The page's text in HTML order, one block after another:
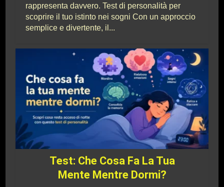
rappresenta davvero. Test di personalità per
scoprire il tuo istinto nei sogni Con un approccio
semplice e divertente, il...
Test: Che Cosa Fa La Tua
Mente Mentre Dormi?